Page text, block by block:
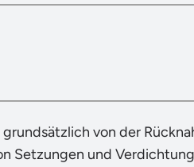
von der
Setzungen und